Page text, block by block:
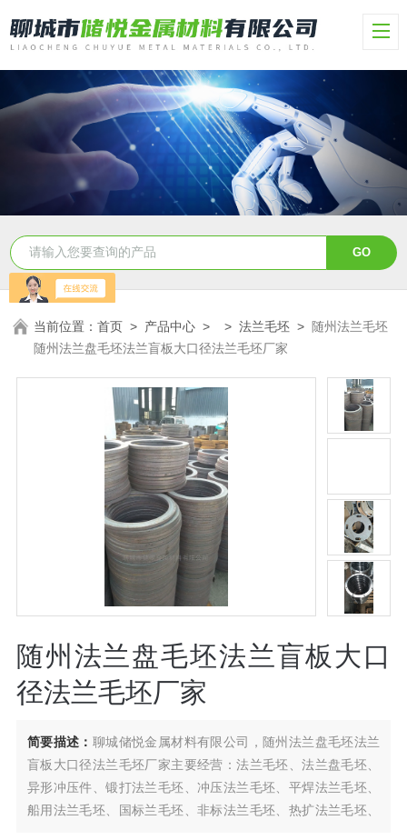
当前位置：首页 > 产品中心 > >法兰毛坯 >随州法兰毛坯
随州法兰盘毛坯法兰盲板大口径法兰毛坯厂家
随州法兰盘毛坯法兰盲板大口
径法兰毛坯厂家
简要描述： 聊城储悦金属材料有限公司，随州法兰盘毛坯法兰
盲板大口径法兰毛坯厂家主要经营：法兰毛坯、法兰盘毛坯、
异形冲压件、锻打法兰毛坯、冲压法兰毛坯、平焊法兰毛坯、
船用法兰毛坯、国标兰毛坯、非标法兰毛坯、热扩法兰毛坯、